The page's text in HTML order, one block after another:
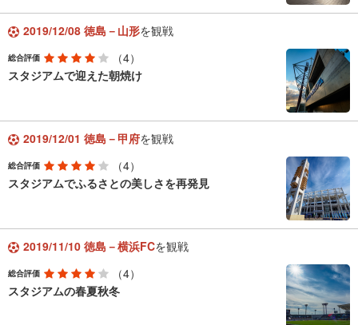
2019/12/08 徳島－山形を観戦
総合評価
（4）
スタジアムで迎えた朝焼け
2019/12/01 徳島－甲府を観戦
総合評価
（4）
スタジアムでふるさとの美しさを再発見
2019/11/10 徳島－横浜FCを観戦
総合評価
（4）
スタジアムの春夏秋冬